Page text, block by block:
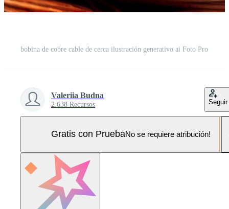
bobina de cobre cable de cerca ilustración generativo ai Foto Pro
Valeriia Budna
2.638 Recursos Seguir
Gratis con PruebaNo se requiere atribución!